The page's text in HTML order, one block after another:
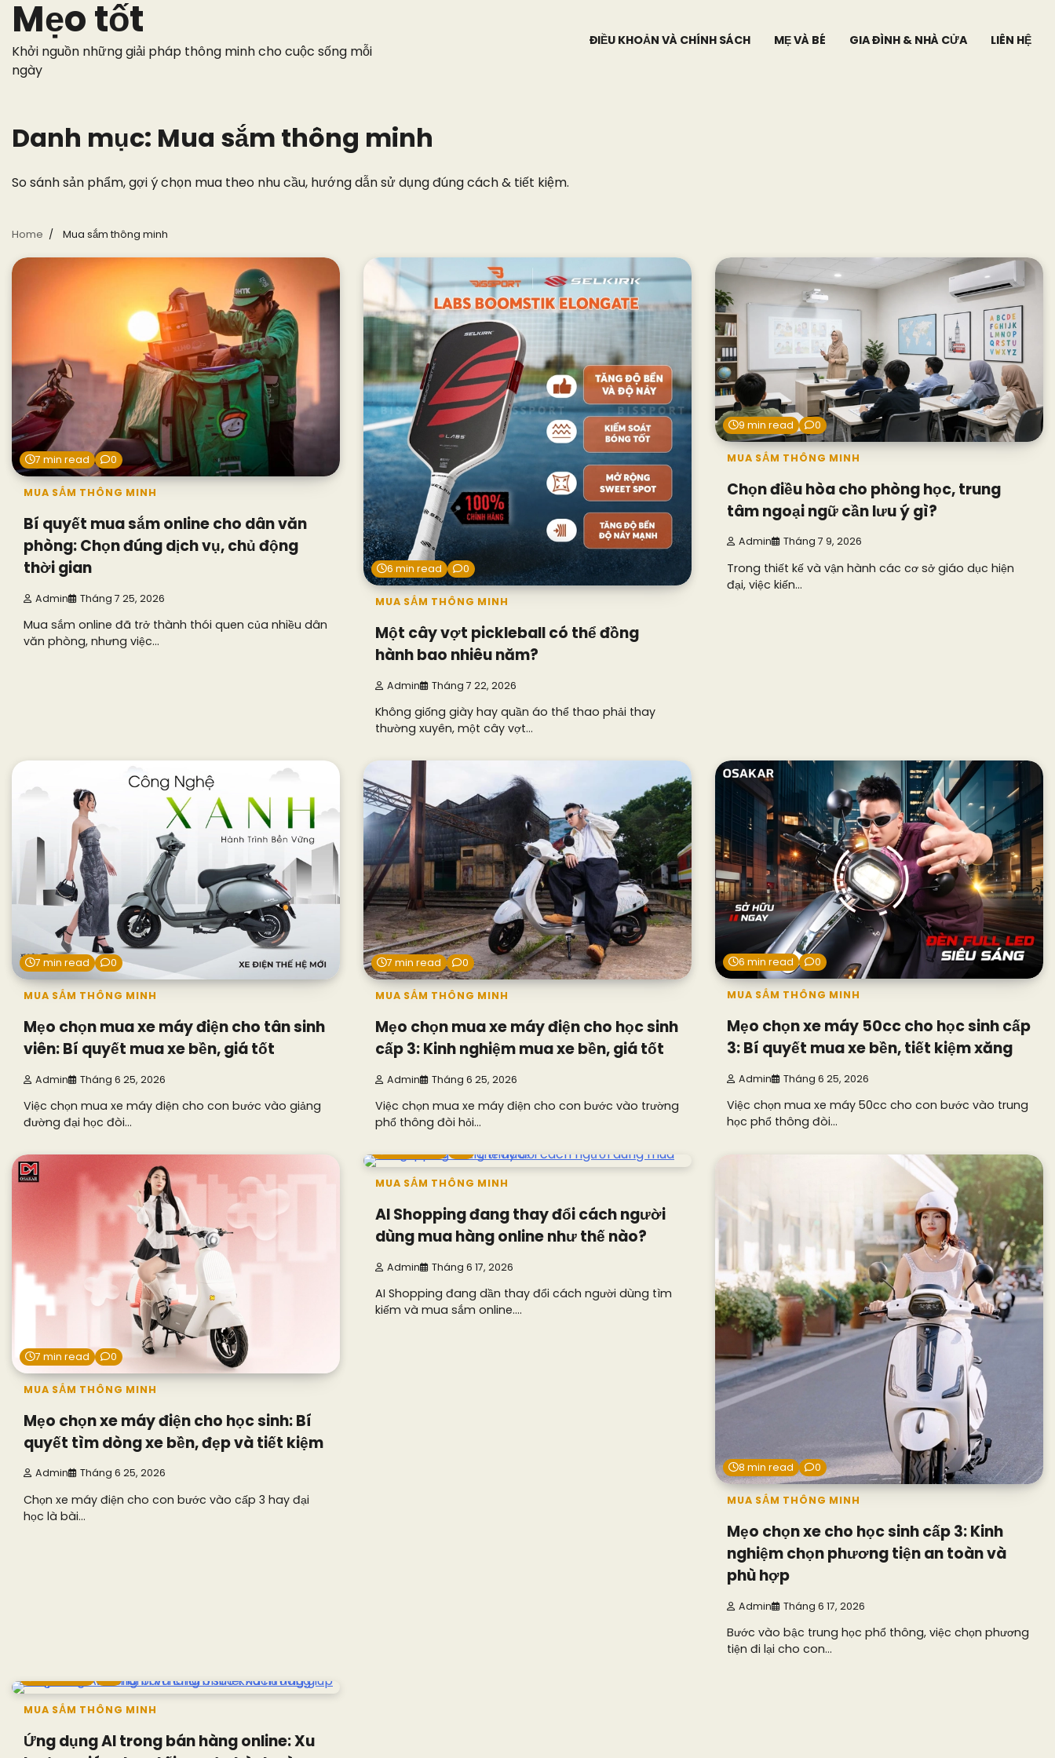
Skip
content
Mẹo tốt
Khởi nguồn những giải pháp thông minh cho cuộc sống mỗi
ngày
ĐIỀU KHOẢN VÀ CHÍNH SÁCH MẸ VÀ BÉ GIA ĐÌNH & NHÀ CỬA LIÊN HỆ
Danh mục: Mua sắm thông minh
So sánh sản phẩm, gợi ý chọn mua theo nhu cầu, hướng dẫn sử dụng đúng cách & tiết kiệm.
Home Mua sắm thông minh
7 min read 0
MUA SẮM THÔNG MINH
Bí quyết mua sắm online cho dân văn
phòng: Chọn đúng dịch vụ, chủ động
thời gian
Admin Tháng 7 25, 2026
Mua sắm online đã trở thành thói quen của nhiều dân
văn phòng, nhưng việc…
6 min read 0
MUA SẮM THÔNG MINH
Một cây vợt pickleball có thể đồng
hành bao nhiêu năm?
Admin Tháng 7 22, 2026
Không giống giày hay quần áo thể thao phải thay
thường xuyên, một cây vợt…
9 min read 0
MUA SẮM THÔNG MINH
Chọn điều hòa cho phòng học, trung
tâm ngoại ngữ cần lưu ý gì?
Admin Tháng 7 9, 2026
Trong thiết kế và vận hành các cơ sở giáo dục hiện
đại, việc kiến…
7 min read 0
MUA SẮM THÔNG MINH
Mẹo chọn mua xe máy điện cho tân sinh
viên: Bí quyết mua xe bền, giá tốt
Admin Tháng 6 25, 2026
Việc chọn mua xe máy điện cho con bước vào giảng
đường đại học đòi…
7 min read 0
MUA SẮM THÔNG MINH
Mẹo chọn mua xe máy điện cho học sinh
cấp 3: Kinh nghiệm mua xe bền, giá tốt
Admin Tháng 6 25, 2026
Việc chọn mua xe máy điện cho con bước vào trường
phổ thông đòi hỏi…
6 min read 0
MUA SẮM THÔNG MINH
Mẹo chọn xe máy 50cc cho học sinh cấp
3: Bí quyết mua xe bền, tiết kiệm xăng
Admin Tháng 6 25, 2026
Việc chọn mua xe máy 50cc cho con bước vào trung
học phổ thông đòi…
7 min read 0
MUA SẮM THÔNG MINH
Mẹo chọn xe máy điện cho học sinh: Bí
quyết tìm dòng xe bền, đẹp và tiết kiệm
Admin Tháng 6 25, 2026
Chọn xe máy điện cho con bước vào cấp 3 hay đại
học là bài…
MUA SẮM THÔNG MINH
AI Shopping đang thay đổi cách người
dùng mua hàng online như thế nào?
Admin Tháng 6 17, 2026
AI Shopping đang dần thay đổi cách người dùng tìm
kiếm và mua sắm online.…
8 min read 0
MUA SẮM THÔNG MINH
Mẹo chọn xe cho học sinh cấp 3: Kinh
nghiệm chọn phương tiện an toàn và
phù hợp
Admin Tháng 6 17, 2026
Bước vào bậc trung học phổ thông, việc chọn phương
tiện đi lại cho con…
MUA SẮM THÔNG MINH
Ứng dụng AI trong bán hàng online: Xu